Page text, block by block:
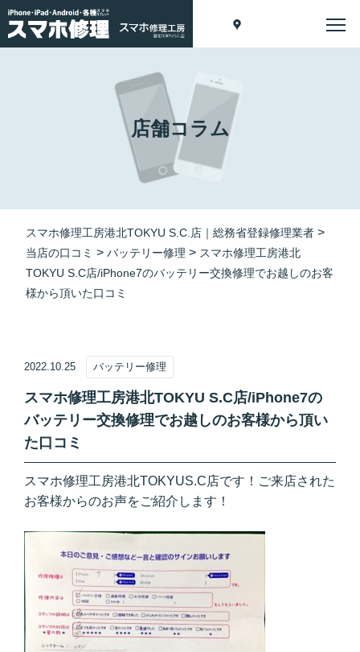
店舗コラム
スマホ修理工房港北TOKYU S.C.店｜総務省登録修理業者 >
当店の口コミ > バッテリー修理 > スマホ修理工房港北
TOKYU S.C店/iPhone7のバッテリー交換修理でお越しのお客
様から頂いた口コミ
2022.10.25 バッテリー修理
スマホ修理工房港北TOKYU S.C店/iPhone7の
バッテリー交換修理でお越しのお客様から頂い
た口コミ
スマホ修理工房港北TOKYUS.C店です！ご来店された
お客様からのお声をご紹介します！